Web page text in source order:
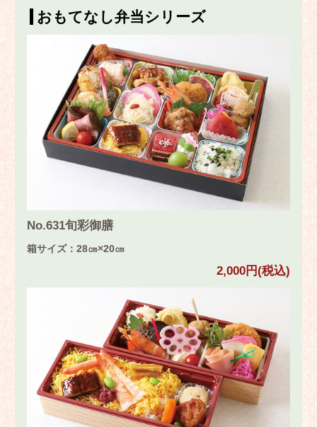
おもてなし弁当シリーズ
No.631旬彩御膳
箱サイズ：28㎝×20㎝
2,000円(税込)